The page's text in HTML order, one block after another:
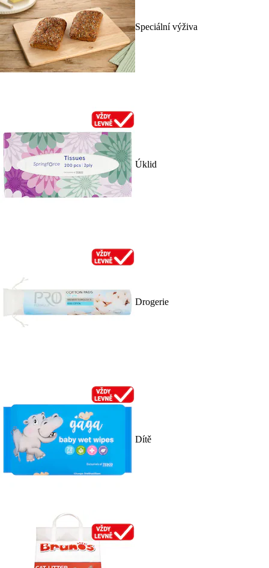
Speciální výživa
Úklid
Drogerie
Dítě